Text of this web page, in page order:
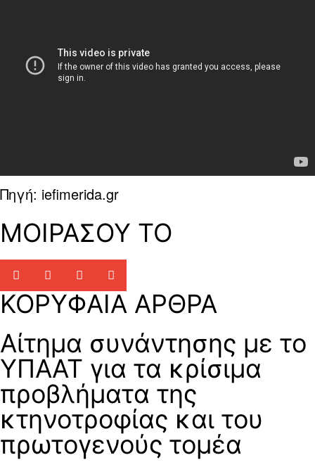
Πηγή: iefimerida.gr
ΜΟΙΡΑΣΟΥ ΤΟ
ΚΟΡΥΦΑΙΑ ΑΡΘΡΑ
Αίτημα συνάντησης με το
ΥΠΑΑΤ για τα κρίσιμα
προβλήματα της
κτηνοτροφίας και του
πρωτογενούς τομέα